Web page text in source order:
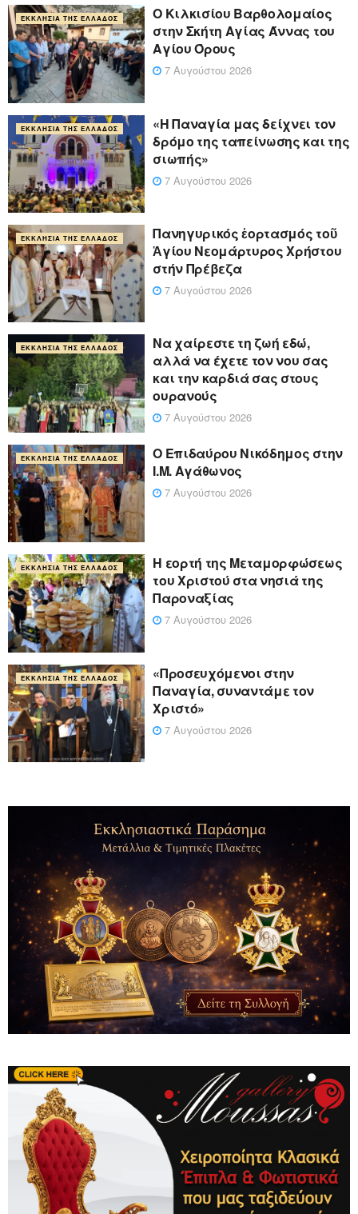
ΕΚΚΛΗΣΊΑ ΤΗΣ ΕΛΛΆΔΟΣ
Ο Κιλκισίου Βαρθολομαίος
στην Σκήτη Αγίας Άννας του
Αγίου Όρους
7 Αυγούστου 2026
ΕΚΚΛΗΣΊΑ ΤΗΣ ΕΛΛΆΔΟΣ
«Η Παναγία μας δείχνει τον
δρόμο της ταπείνωσης και της
σιωπής»
7 Αυγούστου 2026
ΕΚΚΛΗΣΊΑ ΤΗΣ ΕΛΛΆΔΟΣ
Πανηγυρικός ἑορτασμός τοῦ
Ἁγίου Νεομάρτυρος Χρήστου
στήν Πρέβεζα
7 Αυγούστου 2026
ΕΚΚΛΗΣΊΑ ΤΗΣ ΕΛΛΆΔΟΣ
Να χαίρεστε τη ζωή εδώ,
αλλά να έχετε τον νου σας
και την καρδιά σας στους
ουρανούς
7 Αυγούστου 2026
ΕΚΚΛΗΣΊΑ ΤΗΣ ΕΛΛΆΔΟΣ
Ο Επιδαύρου Νικόδημος στην
Ι.Μ. Αγάθωνος
7 Αυγούστου 2026
ΕΚΚΛΗΣΊΑ ΤΗΣ ΕΛΛΆΔΟΣ
Η εορτή της Μεταμορφώσεως
του Χριστού στα νησιά της
Παροναξίας
7 Αυγούστου 2026
ΕΚΚΛΗΣΊΑ ΤΗΣ ΕΛΛΆΔΟΣ
«Προσευχόμενοι στην
Παναγία, συναντάμε τον
Χριστό»
7 Αυγούστου 2026